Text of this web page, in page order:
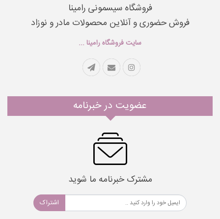
فروشگاه سیسمونی رامینا
فروش حضوری و آنلاین محصولات مادر و نوزاد
سایت فروشگاه رامینا ...
عضویت در خبرنامه
مشترک خبرنامه ما شوید
اشتراک